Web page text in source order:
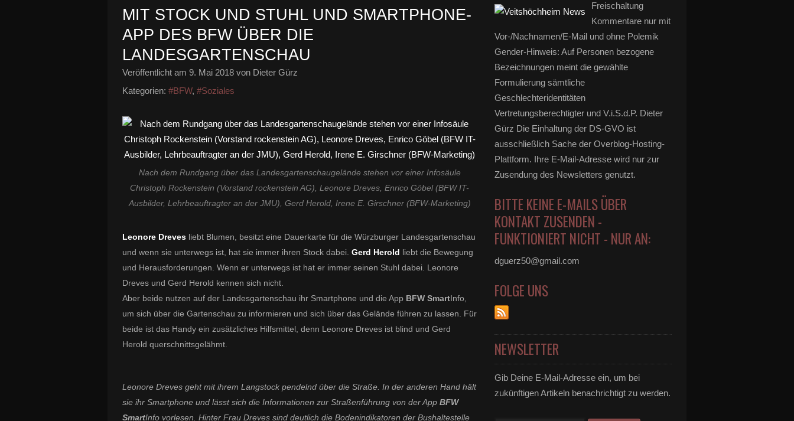
MIT STOCK UND STUHL UND SMARTPHONE-
APP DES BFW ÜBER DIE
LANDESGARTENSCHAU
Veröffentlicht am 9. Mai 2018 von Dieter Gürz
Kategorien: #BFW, #Soziales
Nach dem Rundgang über das Landesgartenschaugelände stehen vor einer Infosäule
Christoph Rockenstein (Vorstand rockenstein AG), Leonore Dreves, Enrico Göbel (BFW IT-
Ausbilder, Lehrbeauftragter an der JMU), Gerd Herold, Irene E. Girschner (BFW-Marketing)
Leonore Dreves liebt Blumen, besitzt eine Dauerkarte für die Würzburger Landesgartenschau
und wenn sie unterwegs ist, hat sie immer ihren Stock dabei. Gerd Herold liebt die Bewegung
und Herausforderungen. Wenn er unterwegs ist hat er immer seinen Stuhl dabei. Leonore
Dreves und Gerd Herold kennen sich nicht.
Aber beide nutzen auf der Landesgartenschau ihr Smartphone und die App BFW SmartInfo,
um sich über die Gartenschau zu informieren und sich über das Gelände führen zu lassen. Für
beide ist das Handy ein zusätzliches Hilfsmittel, denn Leonore Dreves ist blind und Gerd
Herold querschnittsgelähmt.
Leonore Dreves geht mit ihrem Langstock pendelnd über die Straße. In der anderen Hand hält
sie ihr Smartphone und lässt sich die Informationen zur Straßenführung von der App BFW
SmartInfo vorlesen. Hinter Frau Dreves sind deutlich die Bodenindikatoren der Bushaltestelle
Freischaltung
Kommentare nur mit
Vor-/Nachnamen/E-Mail und ohne Polemik
Gender-Hinweis: Auf Personen bezogene
Bezeichnungen meint die gewählte
Formulierung sämtliche
Geschlechteridentitäten
Vertretungsberechtigter und V.i.S.d.P. Dieter
Gürz Die Einhaltung der DS-GVO ist
ausschließlich Sache der Overblog-Hosting-
Plattform. Ihre E-Mail-Adresse wird nur zur
Zusendung des Newsletters genutzt.
BITTE KEINE E-MAILS ÜBER
KONTAKT ZUSENDEN -
FUNKTIONIERT NICHT - NUR AN:
dguerz50@gmail.com
FOLGE UNS
NEWSLETTER
Gib Deine E-Mail-Adresse ein, um bei
zukünftigen Artikeln benachrichtigt zu werden.